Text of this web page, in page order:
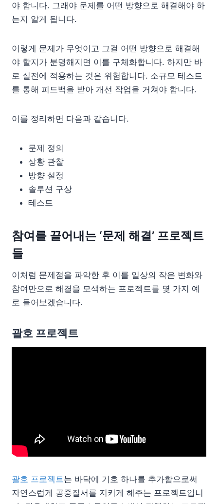
야 합니다. 그래야 문제를 어떤 방향으로 해결해야 하
는지 알게 됩니다.
이렇게 문제가 무엇이고 그걸 어떤 방향으로 해결해
야 할지가 분명해지면 이를 구체화합니다. 하지만 바
로 실전에 적용하는 것은 위험합니다. 소규모 테스트
를 통해 피드백을 받아 개선 작업을 거쳐야 합니다.
이를 정리하면 다음과 같습니다.
문제 정의
상황 관찰
방향 설정
솔루션 구상
테스트
참여를 끌어내는 ‘문제 해결’ 프로젝트
들
이처럼 문제점을 파악한 후 이를 일상의 작은 변화와
참여만으로 해결을 모색하는 프로젝트를 몇 가지 예
로 들어보겠습니다.
괄호 프로젝트
괄호 프로젝트는 바닥에 기호 하나를 추가함으로써
자연스럽게 공중질서를 지키게 해주는 프로젝트입니